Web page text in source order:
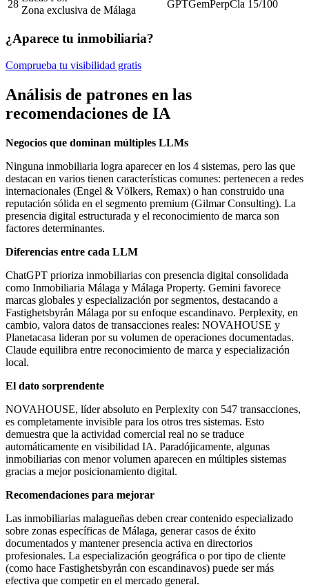
28
Zona exclusiva de Málaga
GPTGemPerpCla 15/100
¿Aparece tu inmobiliaria?
Comprueba tu visibilidad gratis
Análisis de patrones en las
recomendaciones de IA
Negocios que dominan múltiples LLMs
Ninguna inmobiliaria logra aparecer en los 4 sistemas, pero las que
destacan en varios tienen características comunes: pertenecen a redes
internacionales (Engel & Völkers, Remax) o han construido una
reputación sólida en el segmento premium (Gilmar Consulting). La
presencia digital estructurada y el reconocimiento de marca son
factores determinantes.
Diferencias entre cada LLM
ChatGPT prioriza inmobiliarias con presencia digital consolidada
como Inmobiliaria Málaga y Málaga Property. Gemini favorece
marcas globales y especialización por segmentos, destacando a
Fastighetsbyrån Málaga por su enfoque escandinavo. Perplexity, en
cambio, valora datos de transacciones reales: NOVAHOUSE y
Planetacasa lideran por su volumen de operaciones documentadas.
Claude equilibra entre reconocimiento de marca y especialización
local.
El dato sorprendente
NOVAHOUSE, líder absoluto en Perplexity con 547 transacciones,
es completamente invisible para los otros tres sistemas. Esto
demuestra que la actividad comercial real no se traduce
automáticamente en visibilidad IA. Paradójicamente, algunas
inmobiliarias con menor volumen aparecen en múltiples sistemas
gracias a mejor posicionamiento digital.
Recomendaciones para mejorar
Las inmobiliarias malagueñas deben crear contenido especializado
sobre zonas específicas de Málaga, generar casos de éxito
documentados y mantener presencia activa en directorios
profesionales. La especialización geográfica o por tipo de cliente
(como hace Fastighetsbyrån con escandinavos) puede ser más
efectiva que competir en el mercado general.